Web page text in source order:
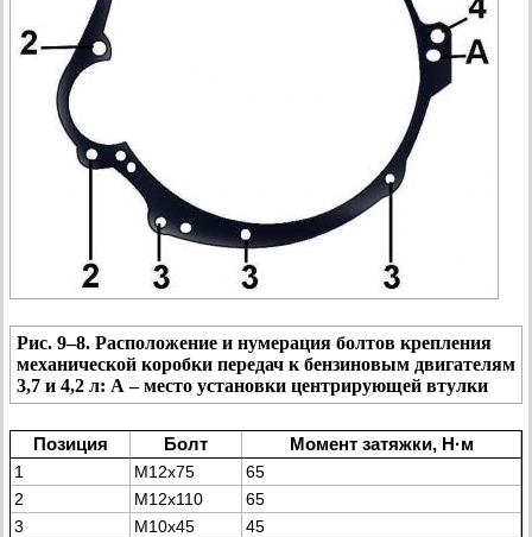
Рис. 9–8. Расположение и нумерация болтов крепления
механической коробки передач к бензиновым двигателям
3,7 и 4,2 л: А – место установки центрирующей втулки
Позиция Болт Момент затяжки, Н·м
1 М12х75
65
2
М12х110
65
3
М10х45
45